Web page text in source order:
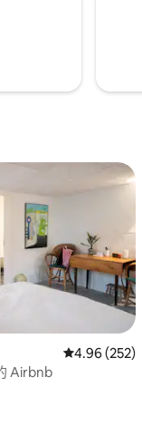
存在的人–距離樂高
鐘路程。
從 252 則評
4.96 (252)
Airbnb